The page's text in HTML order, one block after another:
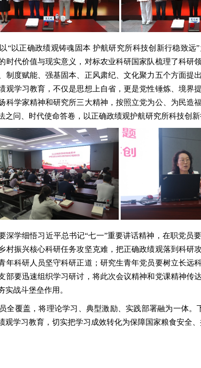
“以正确政绩观铸魂固本 护航研究所科技创新行稳致远
时代价值与现实意义，对标农业科研国家队梳理了科研
制度赋能、强基固本、正风肃纪、文化聚力五个方面提
观学习教育，不仅是思想上自省，更是党性锤炼、境界
科学家精神和研究所三大精神，按照立党为公、为民造
之问、时代使命答卷，以正确政绩观护航研究所科技创新
深学细悟习近平总书记“七一”重要讲话精神，在职党员
村振兴核心科研任务攻坚克难，把正确政绩观落到科研
年科研人员坚守科研正道；研究生青年党员要树立长远
部要迅速组织学习研讨，将此次会议精神和党课精神传
战斗堡垒作用。
全覆盖，将理论学习、典型激励、实践部署融为一体。
观学习教育，切实把学习成效转化为保障国家粮食安全